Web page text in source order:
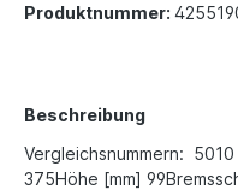
Produktnummer:
Beschreibung
Vergleichsnummern:
375Höhe [mm]